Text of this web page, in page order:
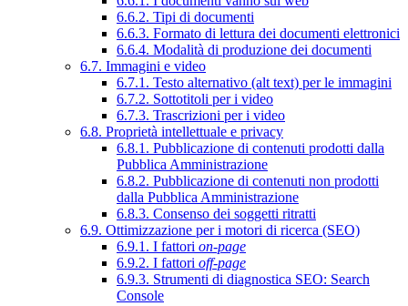
6.6.2. Tipi di documenti
6.6.3. Formato di lettura dei documenti elettronici
6.6.4. Modalità di produzione dei documenti
6.7. Immagini e video
6.7.1. Testo alternativo (alt text) per le immagini
6.7.2. Sottotitoli per i video
6.7.3. Trascrizioni per i video
6.8. Proprietà intellettuale e privacy
6.8.1. Pubblicazione di contenuti prodotti dalla
Pubblica Amministrazione
6.8.2. Pubblicazione di contenuti non prodotti
dalla Pubblica Amministrazione
6.8.3. Consenso dei soggetti ritratti
6.9. Ottimizzazione per i motori di ricerca (SEO)
6.9.1. I fattori on-page
6.9.2. I fattori off-page
6.9.3. Strumenti di diagnostica SEO: Search
Console